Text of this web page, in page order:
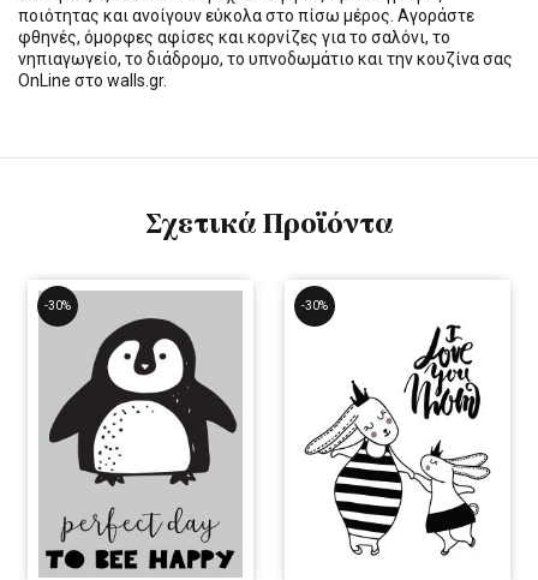
ποιότητας και ανοίγουν εύκολα στο πίσω μέρος. Αγοράστε
φθηνές, όμορφες αφίσες και κορνίζες για το σαλόνι, το
νηπιαγωγείο, το διάδρομο, το υπνοδωμάτιο και την κουζίνα σας
OnLine στο walls.gr.
Σχετικά Προϊόντα
-30% -30%